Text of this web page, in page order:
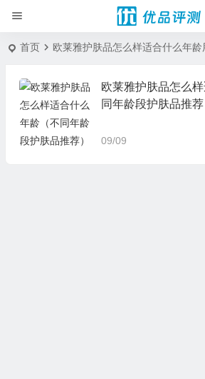
首页 欧莱雅护肤品怎么样适合什么年龄
欧莱雅护肤品怎么
同年龄段护肤品推荐
09/09